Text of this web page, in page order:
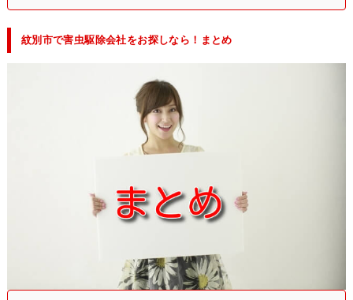
紋別市で害虫駆除会社をお探しなら！まとめ